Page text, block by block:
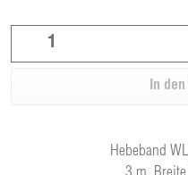
Hebeband
In den